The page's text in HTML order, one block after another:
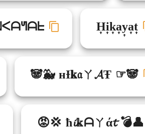
H͎i͎k͎a͎y͎a͎t͎
🐼🐳 нƗ𝐤𝔞ㄚ𝓐Ŧ ☞🐼
😡💢 ħ𝓲𝕜ᗩㄚά𝓽 💣👤